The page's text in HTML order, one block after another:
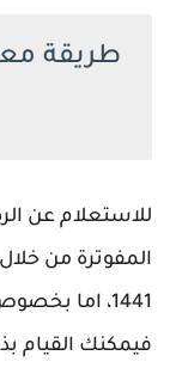
طريقة
للاستعلام عن
1441، اما
فيمكنك القيام